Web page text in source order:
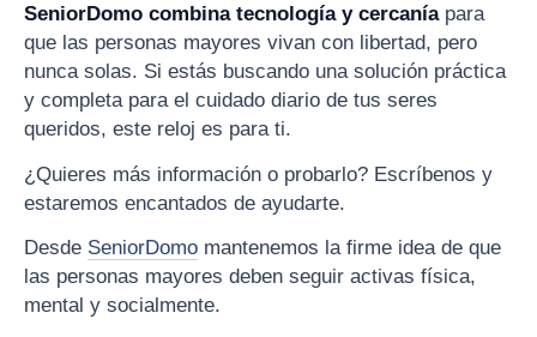
SeniorDomo combina tecnología y cercaníapara
que las personas mayores vivan con libertad, pero
nunca solas. Si estás buscando una solución práctica
y completa para el cuidado diario de tus seres
queridos, este reloj es para ti.
¿Quieres más información o probarlo? Escríbenos y
estaremos encantados de ayudarte.
Desde SeniorDomo mantenemos la firme idea de que
las personas mayores deben seguir activas física,
mental y socialmente.